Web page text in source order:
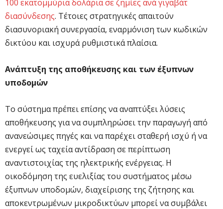
100 εκατομμύρια δολάρια σε ζημίες ανά γιγαβάτ
διασύνδεσης. Τέτοιες στρατηγικές απαιτούν
διασυνοριακή συνεργασία, εναρμόνιση των κωδικών
δικτύου και ισχυρά ρυθμιστικά πλαίσια.
Ανάπτυξη της αποθήκευσης και των έξυπνων
υποδομών
Το σύστημα πρέπει επίσης να αναπτύξει λύσεις
αποθήκευσης για να συμπληρώσει την παραγωγή από
ανανεώσιμες πηγές και να παρέχει σταθερή ισχύ ή να
ενεργεί ως ταχεία αντίδραση σε περίπτωση
αναντιστοιχίας της ηλεκτρικής ενέργειας. Η
οικοδόμηση της ευελιξίας του συστήματος μέσω
έξυπνων υποδομών, διαχείρισης της ζήτησης και
αποκεντρωμένων μικροδικτύων μπορεί να συμβάλει